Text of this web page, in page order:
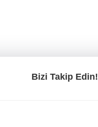
Bizi Takip Edin!